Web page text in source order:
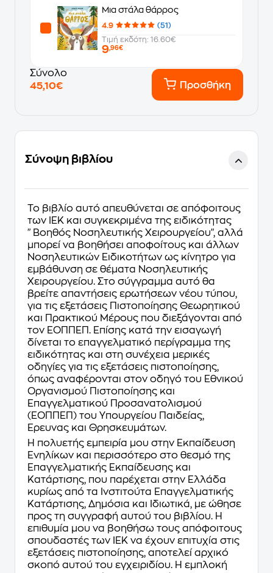
Μια στάλα θάρρος
4.9
(51)
Τιμή εκδότη: 16.60€
9,96€
Σύνολο
45,10€
Προσθήκη
Σύνοψη βιβλίου
Το βιβλίο αυτό απευθύνεται σε απόφοιτους
των ΙΕΚ και συγκεκριμένα της ειδικότητας
"Βοηθός Νοσηλευτικής Χειρουργείου", αλλά
μπορεί να βοηθήσει αποφοίτους και άλλων
Νοσηλευτικών Ειδικοτήτων ως κίνητρο για
εμβάθυνση σε θέματα Νοσηλευτικής
Χειρουργείου. Στο σύγγραμμα αυτό θα
βρείτε απαντήσεις ερωτήσεων νέου τύπου,
για τις εξετάσεις Πιστοποίησης Θεωρητικού
και Πρακτικού Μέρους που διεξάγονται από
τον ΕΟΠΠΕΠ. Επίσης κατά την εισαγωγή
δίνεται το επαγγελματικό περίγραμμα της
ειδικότητας και στη συνέχεια μερικές
οδηγίες για τις εξετάσεις πιστοποίησης,
όπως αναφέρονται στον οδηγό του Εθνικού
Οργανισμού Πιστοποίησης και
Επαγγελματικού Προσανατολισμού
(ΕΟΠΠΕΠ) του Υπουργείου Παιδείας,
Έρευνας και Θρησκευμάτων.
Η πολυετής εμπειρία μου στην Εκπαίδευση
Ενηλίκων και περισσότερο στο θεσμό της
Επαγγελματικής Εκπαίδευσης και
Κατάρτισης, που παρέχεται στην Ελλάδα
κυρίως από τα Ινστιτούτα Επαγγελματικής
Κατάρτισης, Δημόσια και Ιδιωτικά, με ώθησε
προς τη συγγραφή αυτού του βιβλίου. Η
επιθυμία μου να βοηθήσω τους απόφοιτους
σπουδαστές των ΙΕΚ να έχουν επιτυχία στις
εξετάσεις πιστοποίησης, αποτελεί αρχικό
σκοπό αυτού του εγχειριδίου. Η εμπλοκή